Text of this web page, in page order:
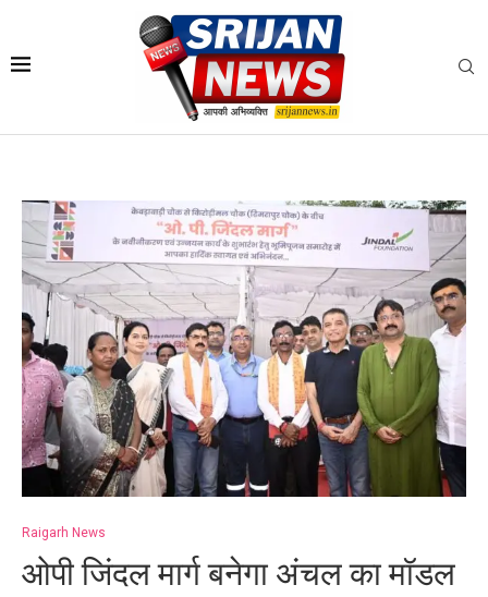
Raigarh News
ओपी जिंदल मार्ग बनेगा अंचल का मॉडल